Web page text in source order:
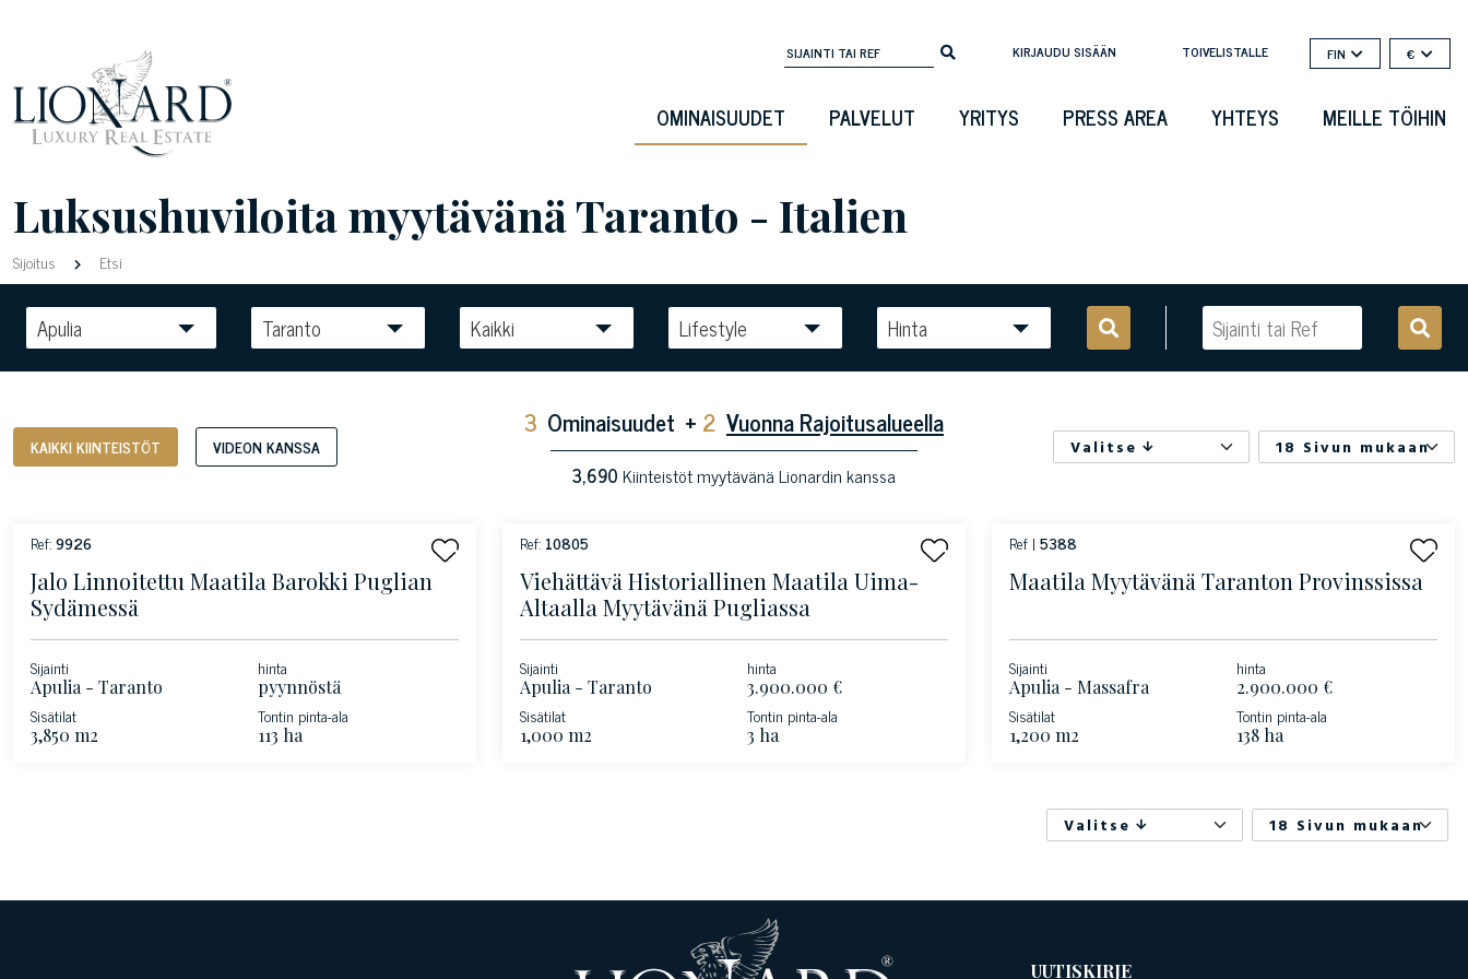
KIRJAUDU SISÄÄN TOIVELISTALLE FIN €
OMINAISUUDET PALVELUT YRITYS PRESS AREA YHTEYS MEILLE TÖIHIN
Luksushuviloita myytävänä Taranto - Italien
Sijoitus Etsi
Apulia Taranto Kaikki Lifestyle Hinta
KAIKKI KIINTEISTÖT VIDEON KANSSA
3 Ominaisuudet + 2 Vuonna Rajoitusalueella
3,690Kiinteistöt myytävänä Lionardin kanssa
Valitse 18 Sivun mukaan
Ref:9926
Jalo Linnoitettu Maatila Barokki Puglian
Sydämessä
Sijainti
Apulia - Taranto
hinta
pyynnöstä
Sisätilat
3,850 m2
Tontin pinta-ala
113 ha
Ref: 10805
Viehättävä Historiallinen Maatila Uima-
Altaalla Myytävänä Pugliassa
Sijainti
Apulia - Taranto
hinta
3.900.000 €
Sisätilat
1,000 m2
Tontin pinta-ala
3 ha
Ref | 5388
Maatila Myytävänä Taranton Provinssissa
Sijainti
Apulia - Massafra
hinta
2.900.000 €
Sisätilat
1,200 m2
Tontin pinta-ala
138 ha
Valitse 18 Sivun mukaan
UUTISKIRJE